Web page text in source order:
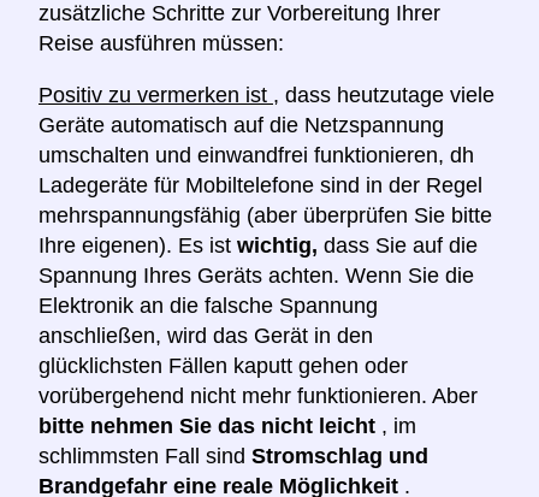
zusätzliche Schritte zur Vorbereitung Ihrer
Reise ausführen müssen:
Positiv zu vermerken ist , dass heutzutage viele
Geräte automatisch auf die Netzspannung
umschalten und einwandfrei funktionieren, dh
Ladegeräte für Mobiltelefone sind in der Regel
mehrspannungsfähig (aber überprüfen Sie bitte
Ihre eigenen). Es ist wichtig, dass Sie auf die
Spannung Ihres Geräts achten. Wenn Sie die
Elektronik an die falsche Spannung
anschließen, wird das Gerät in den
glücklichsten Fällen kaputt gehen oder
vorübergehend nicht mehr funktionieren. Aber
bitte nehmen Sie das nicht leicht , im
schlimmsten Fall sind Stromschlag und
Brandgefahr eine reale Möglichkeit .